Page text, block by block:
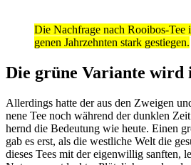
Die Nach­frage nach Rooibos-Tee
genen Jahr­zehnten stark gestiegen.
Die grüne Vari­ante wird
Aller­dings hatte der aus den Zweigen
nene Tee noch während der dunklen
hernd die Bedeu­tung wie heute. Einen
gab es erst, als die west­liche Welt die
dieses Tees mit der eigen­willig sanften,